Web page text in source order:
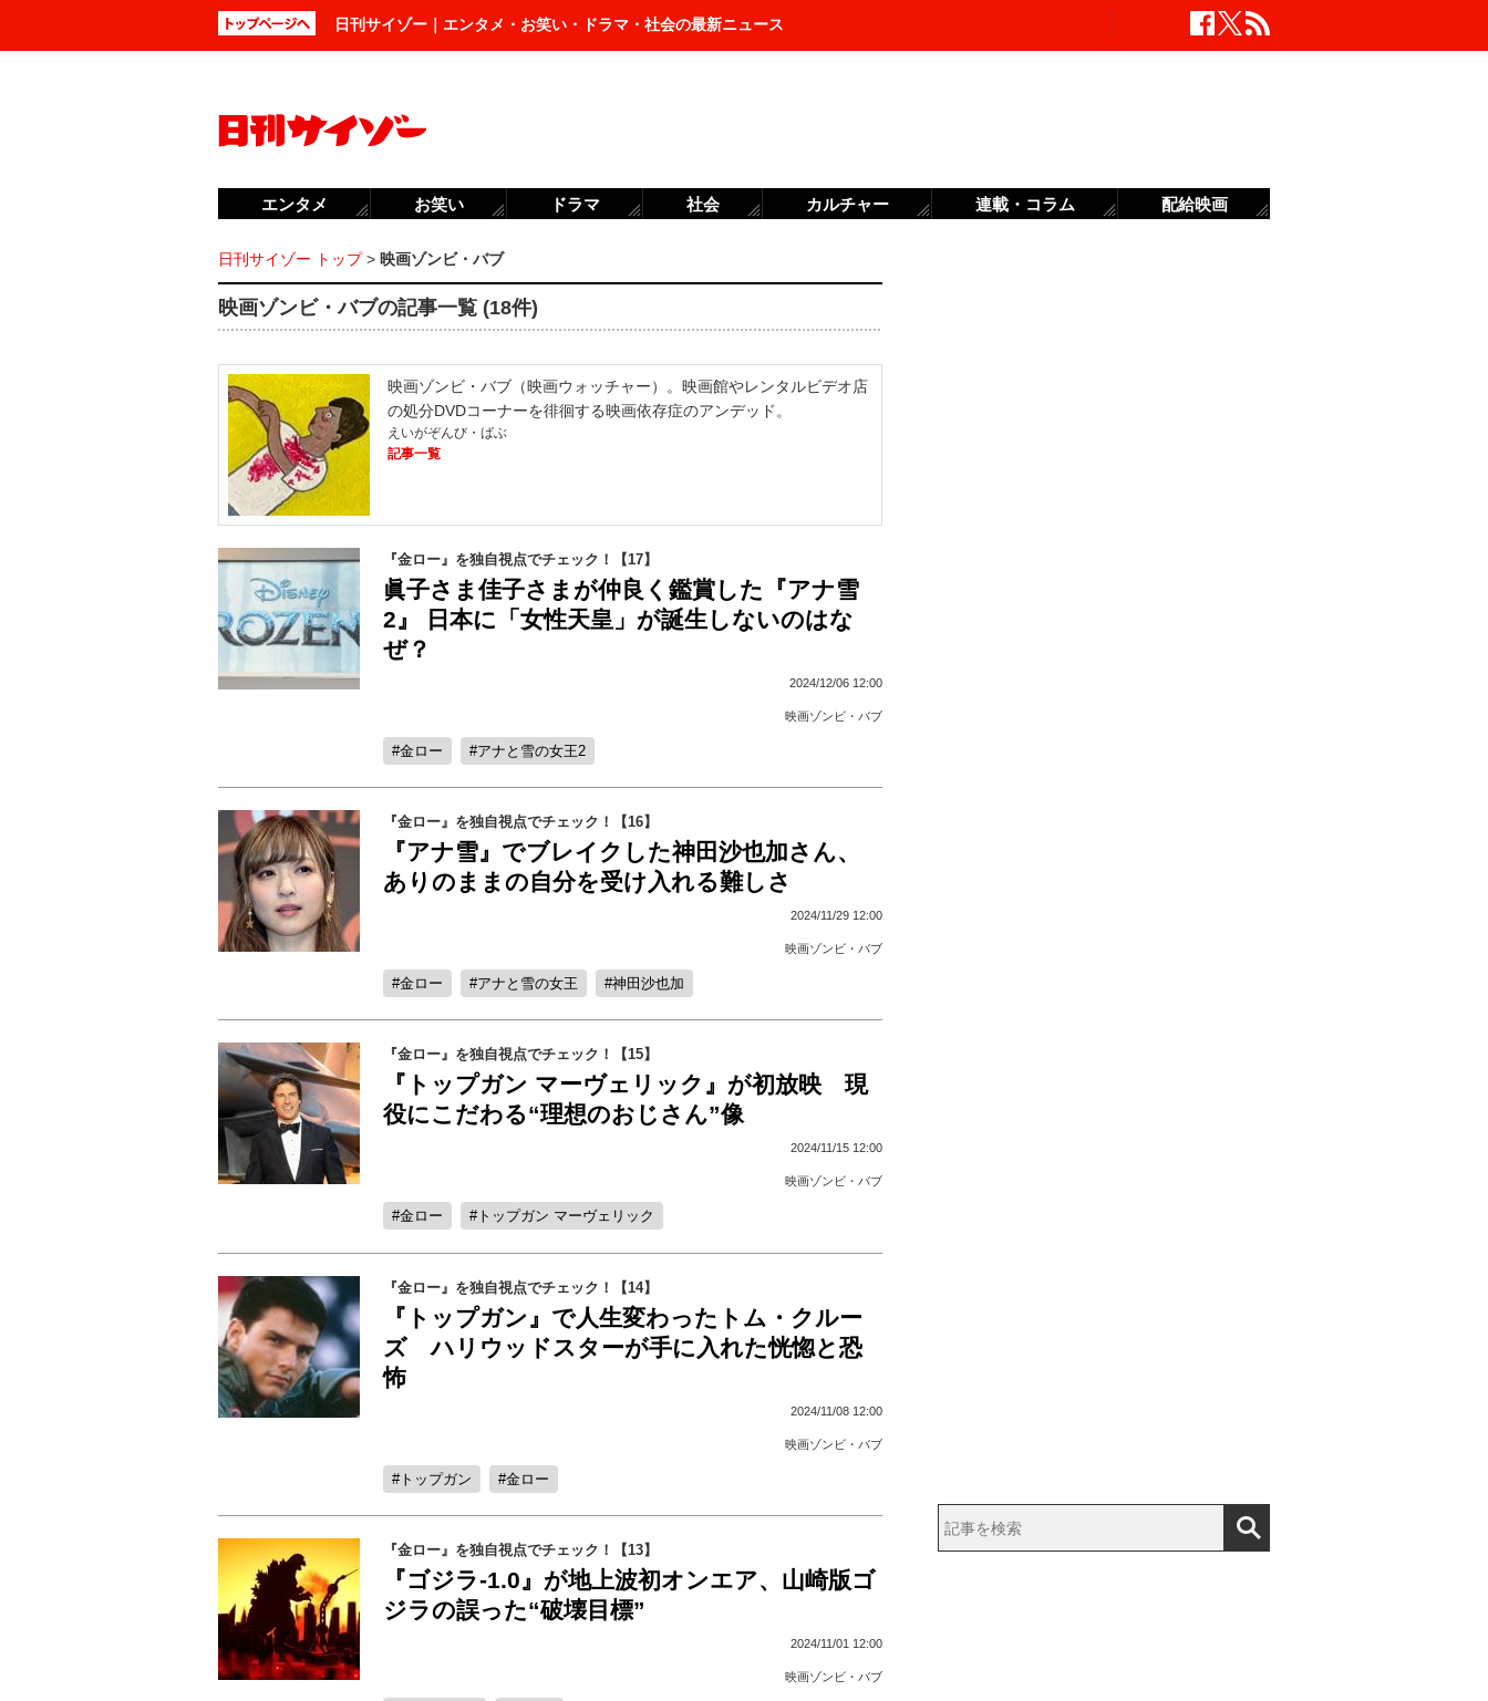
日刊サイゾー｜エンタメ・お笑い・ドラマ・社会の最新ニュース
日刊サイゾー トップ> 映画ゾンビ・バブ
映画ゾンビ・バブの記事一覧 (18件)
映画ゾンビ・バブ（映画ウォッチャー）。映画館やレンタルビデオ店
の処分DVDコーナーを徘徊する映画依存症のアンデッド。
えいがぞんび・ばぶ
記事一覧
『金ロー』を独自視点でチェック！【17】
眞子さま佳子さまが仲良く鑑賞した『アナ雪
2』 日本に「女性天皇」が誕生しないのはな
ぜ？
2024/12/06 12:00
映画ゾンビ・バブ
金ロー アナと雪の女王2
『金ロー』を独自視点でチェック！【16】
『アナ雪』でブレイクした神田沙也加さん、
ありのままの自分を受け入れる難しさ
2024/11/29 12:00
映画ゾンビ・バブ
金ロー アナと雪の女王 神田沙也加
『金ロー』を独自視点でチェック！【15】
『トップガン マーヴェリック』が初放映 現
役にこだわる“理想のおじさん”像
2024/11/15 12:00
映画ゾンビ・バブ
金ロー トップガン マーヴェリック
『金ロー』を独自視点でチェック！【14】
『トップガン』で人生変わったトム・クルー
ズ ハリウッドスターが手に入れた恍惚と恐
怖
2024/11/08 12:00
映画ゾンビ・バブ
トップガン 金ロー
『金ロー』を独自視点でチェック！【13】
『ゴジラ-1.0』が地上波初オンエア、山崎版ゴ
ジラの誤った“破壊目標”
2024/11/01 12:00
映画ゾンビ・バブ
エンタメ お笑い ドラマ 社会 カルチャー 連載・コラム 配給映画